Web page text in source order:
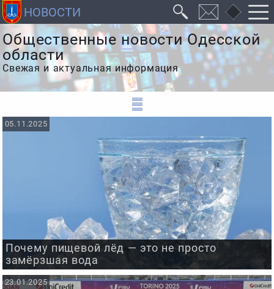
Общественные новости Одесской
области
Свежая и актуальная информация
Почему пищевой лёд — это не просто
замёрзшая вода
05.11.2025
23.01.2025